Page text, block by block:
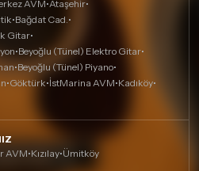
AVM•Ataşehir•
•Bağdat Cad. •
Gitar•
•Beyoğlu (Tünel) Elektro Gitar•
•Beyoğlu (Tünel) Piyano•
•Göktürk•İstMarina AVM•Kadıköy•
AVM•Kızılay•Ümitköy